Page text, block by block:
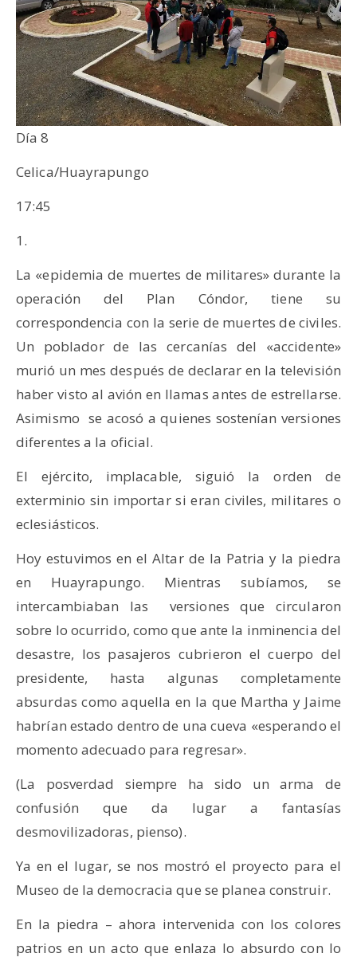
Día 8
Celica/Huayrapungo
17:45
1.
La «epidemia de muertes de militares» durante la
operación del Plan Cóndor, tiene su
correspondencia con la serie de muertes de civiles.
Un poblador de las cercanías del «accidente»
murió un mes después de declarar en la televisión
haber visto al avión en llamas antes de estrellarse.
Asimismo se acosó a quienes sostenían versiones
diferentes a la oficial.
El ejército, implacable, siguió la orden de
exterminio sin importar si eran civiles, militares o
eclesiásticos.
Hoy estuvimos en el Altar de la Patria y la piedra
en Huayrapungo. Mientras subíamos, se
intercambiaban las versiones que circularon
sobre lo ocurrido, como que ante la inminencia del
desastre, los pasajeros cubrieron el cuerpo del
presidente, hasta algunas completamente
absurdas como aquella en la que Martha y Jaime
habrían estado dentro de una cueva «esperando el
momento adecuado para regresar».
(La posverdad siempre ha sido un arma de
confusión que da lugar a fantasías
desmovilizadoras, pienso).
Ya en el lugar, se nos mostró el proyecto para el
Museo de la democracia que se planea construir.
En la piedra – ahora intervenida con los colores
patrios en un acto que enlaza lo absurdo con lo